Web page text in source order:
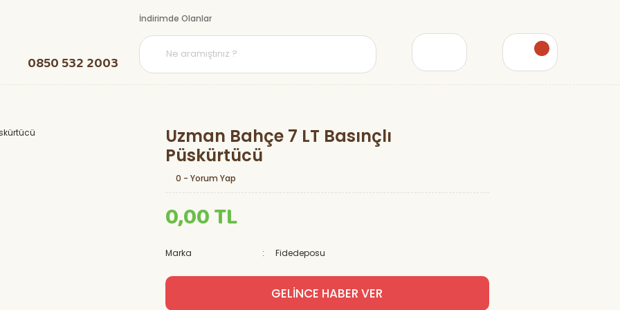
0850 532 2003
İndirimde Olanlar
Uzman Bahçe 7 LT Basınçlı
Püskürtücü
0 - Yorum Yap
0,00 TL
Marka Fidedeposu
GELİNCE HABER VER